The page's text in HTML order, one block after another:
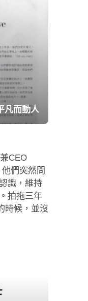
凡而動人
CEO
們突然問
識，維持
拍拖三年
時候，並沒